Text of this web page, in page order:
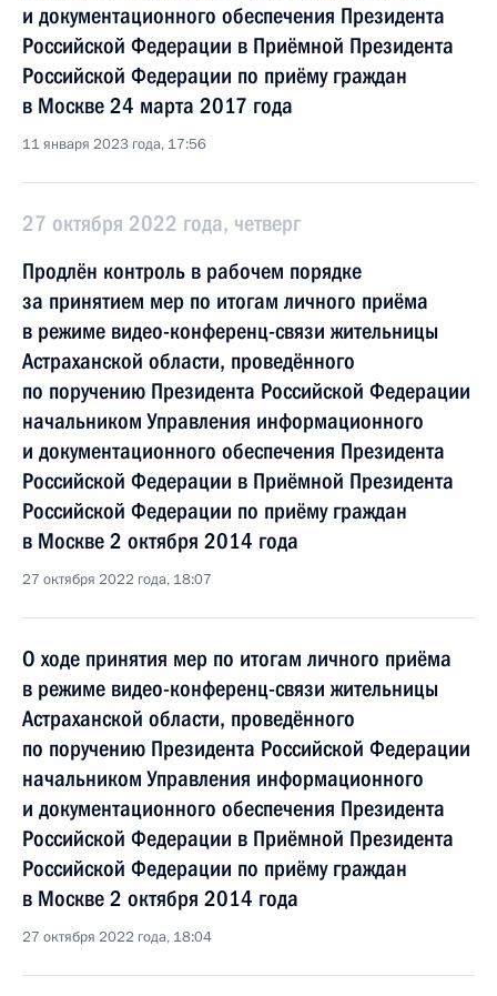
и документационного обеспечения Президента
Российской Федерации в Приёмной Президента
Российской Федерации по приёму граждан
в Москве 24 марта 2017 года
11 января 2023 года, 17:56
27 октября 2022 года, четверг
Продлён контроль в рабочем порядке
за принятием мер по итогам личного приёма
в режиме видео-конференц-связи жительницы
Астраханской области, проведённого
по поручению Президента Российской Федерации
начальником Управления информационного
и документационного обеспечения Президента
Российской Федерации в Приёмной Президента
Российской Федерации по приёму граждан
в Москве 2 октября 2014 года
27 октября 2022 года, 18:07
О ходе принятия мер по итогам личного приёма
в режиме видео-конференц-связи жительницы
Астраханской области, проведённого
по поручению Президента Российской Федерации
начальником Управления информационного
и документационного обеспечения Президента
Российской Федерации в Приёмной Президента
Российской Федерации по приёму граждан
в Москве 2 октября 2014 года
27 октября 2022 года, 18:04